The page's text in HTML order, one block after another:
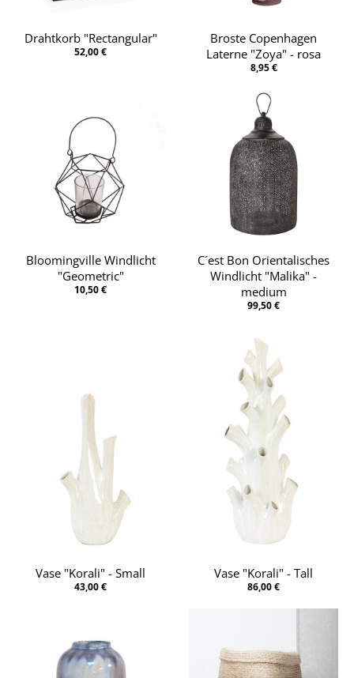
Drahtkorb "Rectangular"
52,00 €
Broste Copenhagen
Laterne "Zoya" - rosa
8,95 €
Bloomingville Windlicht
"Geometric"
10,50 €
C´est Bon Orientalisches
Windlicht "Malika" -
medium
99,50 €
Vase "Korali" - Small
43,00 €
Vase "Korali" - Tall
86,00 €